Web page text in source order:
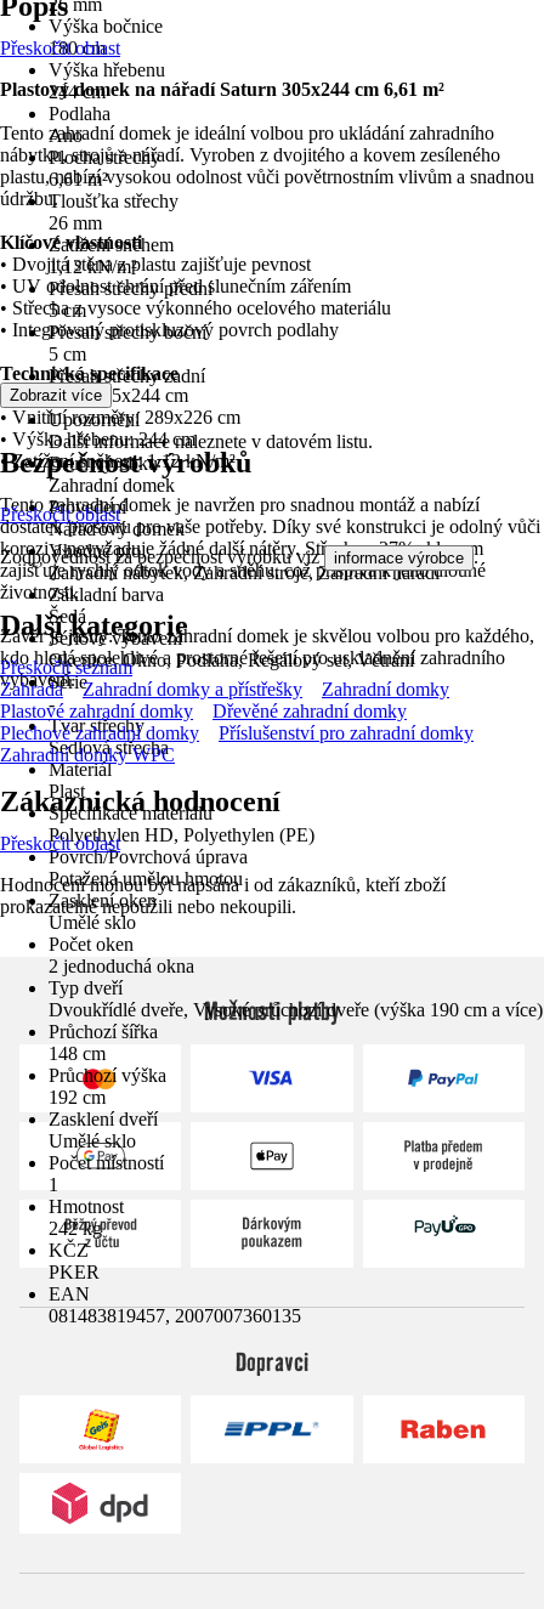
26 mm
Výška bočnice
180 cm
Výška hřebenu
244 cm
Podlaha
Ano
Plocha střechy
6,61 m²
Tloušťka střechy
26 mm
Zatížení sněhem
1,12 kN/m²
Přesah střechy přední
5 cm
Přesah střechy boční
5 cm
Přesah střechy zadní
5 cm
Upozornění
Další informace naleznete v datovém listu.
Druh výrobku
Zahradní domek
Provedení
Nářaďový domek
Vhodné pro
Zahradní nábytek, Zahradní stroje, Zahradní nářadí
Základní barva
Šedá
Sériové vybavení
Okenice, Okno, Podlaha, Regálový set, Větrání
Série
-
Tvar střechy
Sedlová střecha
Materiál
Plast
Specifikace materiálu
Polyethylen HD, Polyethylen (PE)
Povrch/Povrchová úprava
Potažená umělou hmotou
Zasklení oken
Umělé sklo
Počet oken
2 jednoduchá okna
Typ dveří
Dvoukřídlé dveře, Vysoké průchozí dveře (výška 190 cm a více)
Průchozí šířka
148 cm
Průchozí výška
192 cm
Zasklení dveří
Umělé sklo
Počet místností
1
Hmotnost
242 kg
KČZ
PKER
EAN
081483819457, 2007007360135
Přeskočit oblast
Plastový domek na nářadí Saturn 305x244 cm 6,61 m²
Tento zahradní domek je ideální volbou pro ukládání zahradního
nábytku, strojů a nářadí. Vyroben z dvojitého a kovem zesíleného
plastu, nabízí vysokou odolnost vůči povětrnostním vlivům a snadnou
údržbu.
Klíčové vlastnosti
• Dvojitá stěna z plastu zajišťuje pevnost
• UV odolnost chrání před slunečním zářením
• Střecha z vysoce výkonného ocelového materiálu
• Integrovaný protiskluzový povrch podlahy
Technická specifikace
• Rozměry: 305x244 cm
• Vnitřní rozměry: 289x226 cm
• Výška hřebenu: 244 cm
• Zatížení sněhem: 1.12 kN/m²
Tento zahradní domek je navržen pro snadnou montáž a nabízí
dostatek prostoru pro vaše potřeby. Díky své konstrukci je odolný vůči
korozi a nevyžaduje žádné další nátěry. Střecha s 27% sklonem
zajišťuje rychlý odtok vody a sněhu, což přispívá k jeho dlouhé
životnosti.
Závěr je jasný: Tento zahradní domek je skvělou volbou pro každého,
kdo hledá spolehlivé a prostorné řešení pro uskladnění zahradního
vybavení.
Zobrazit více
Bezpečnost výrobků
Přeskočit oblast
Zodpovědnost za bezpečnost výrobku viz informace výrobce .
Další kategorie
Přeskočit seznam
Zahrada
Zahradní domky a přístřešky
Zahradní domky
Plastové zahradní domky
Dřevěné zahradní domky
Plechové zahradní domky
Příslušenství pro zahradní domky
Zahradní domky WPC
Zákaznická hodnocení
Přeskočit oblast
Hodnocení mohou být napsána i od zákazníků, kteří zboží
prokazatelně nepoužili nebo nekoupili.
Možnosti platby
Dopravci